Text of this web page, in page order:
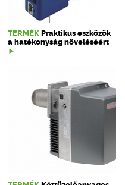
TERMÉK Praktikus eszközök
a hatékonyság növeléséért